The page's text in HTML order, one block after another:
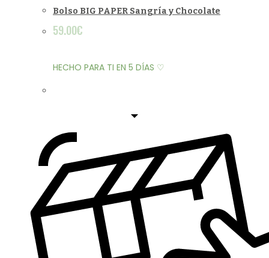
Bolso BIG PAPER Sangría y Chocolate
59.00€
HECHO PARA TI EN 5 DÍAS ♡